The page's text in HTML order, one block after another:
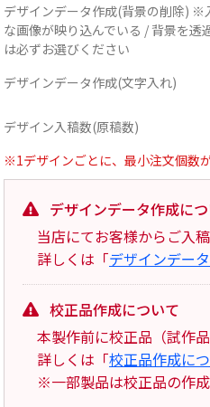
デザインデータ作成(背景の削除) ※
な画像が映り込んでいる / 背景を透
は必ずお選びください
デザインデータ作成(文字入れ)
デザイン入稿数(原稿数)
※1デザインごとに、最小注文個数
デザインデータ作成に
当店にてお客様からご入
詳しくは「デザインデー
校正品作成について
本製作前に校正品（試作
詳しくは「校正品作成に
※一部製品は校正品の作